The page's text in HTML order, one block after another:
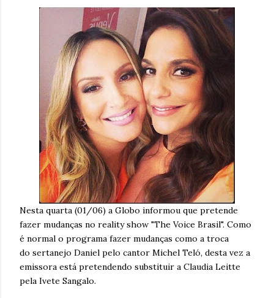
Nesta quarta (01/06) a Globo informou que pretende
fazer mudanças no reality show "The Voice Brasil". Como
é normal o programa fazer mudanças como a troca
do sertanejo Daniel pelo cantor Michel Teló, desta vez a
emissora está pretendendo substituir a Claudia Leitte
pela Ivete Sangalo.